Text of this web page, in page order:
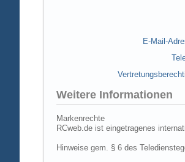
E-Mail-
Weitere Informationen
Markenrechte
RCweb.de ist eingetragenes
Hinweise gem. § 6 des